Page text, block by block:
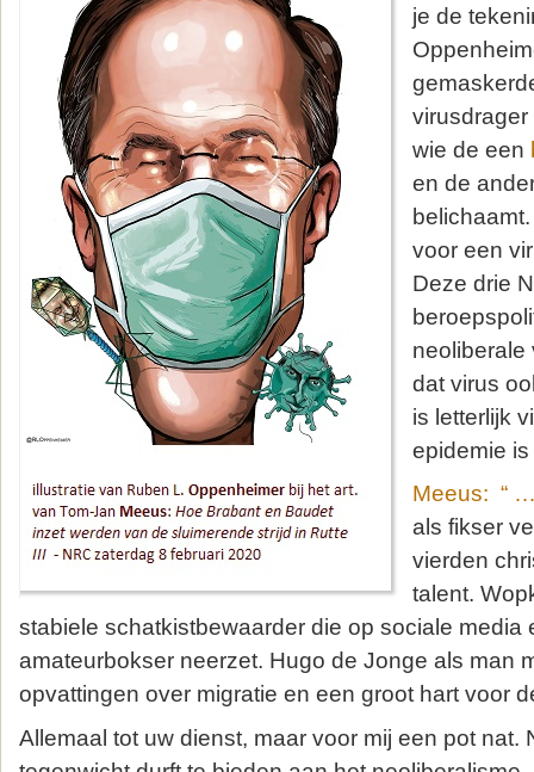
je de
virusdrager
wie de een
en de
voor een
Deze drie
neoliberale
dat virus
is letterlijk
epidemie
Meeus: “
als fikser
vierden
talent.
stabiele schatkistbewaarder die op sociale media
amateurbokser neerzet. Hugo de Jonge als man
opvattingen over migratie en een groot hart voor
Allemaal tot uw dienst, maar voor mij een pot nat.